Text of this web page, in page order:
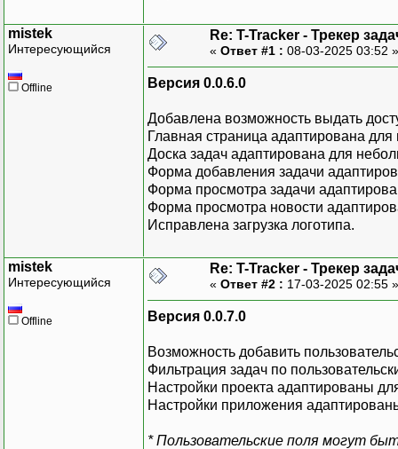
mistek
Интересующийся
Offline
Re: T-Tracker - Трекер
« Ответ #1 : 08-03-2025 03:52
Версия 0.0.6.0
Добавлена возможность выдать
Главная страница адаптирована
Доска задач адаптирована для
Форма добавления задачи
Форма просмотра задачи
Форма просмотра новости
Исправлена загрузка логотипа.
mistek
Интересующийся
Offline
Re: T-Tracker - Трекер
« Ответ #2 : 17-03-2025 02:55
Версия 0.0.7.0
Возможность добавить
Фильтрация задач по
Настройки проекта адаптированы
Настройки приложения
* Пользовательские поля могут